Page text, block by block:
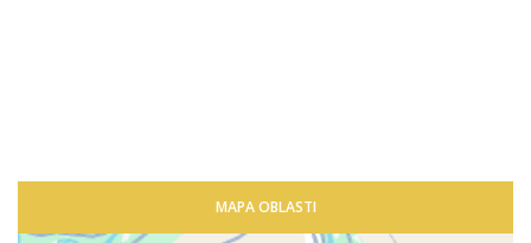
MAPA OBLASTI